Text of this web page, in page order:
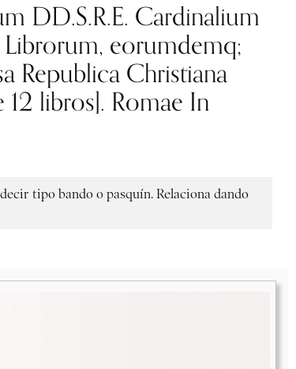
DD.S.R.E. Cardinalium
Librorum, eorumdemq;
Republica Christiana
libros]. Romae In
tipo bando o pasquín. Relaciona dando